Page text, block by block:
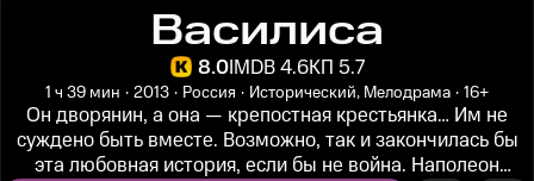
Василиса
8.0IMDB 4.6КП 5.7
1 ч 39 мин 2013 Россия Исторический, Мелодрама 16+
Он дворянин, а она — крепостная крестьянка… Им не
суждено быть вместе. Возможно, так и закончилась бы
эта любовная история, если бы не война. Наполеон